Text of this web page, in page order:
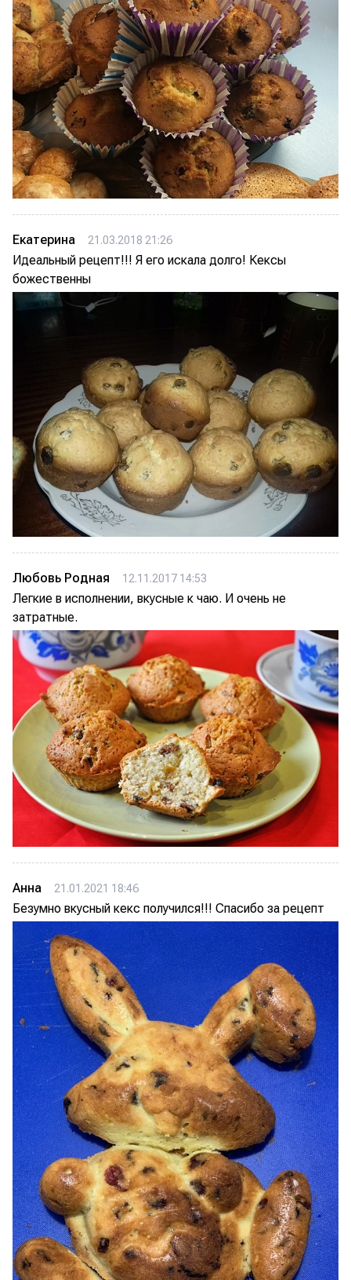
Екатерина 21.03.2018 21:26
Идеальный рецепт!!! Я его искала долго! Кексы
божественны
Любовь Родная 12.11.2017 14:53
Легкие в исполнении, вкусные к чаю. И очень не
затратные.
Анна 21.01.2021 18:46
Безумно вкусный кекс получился!!! Спасибо за рецепт